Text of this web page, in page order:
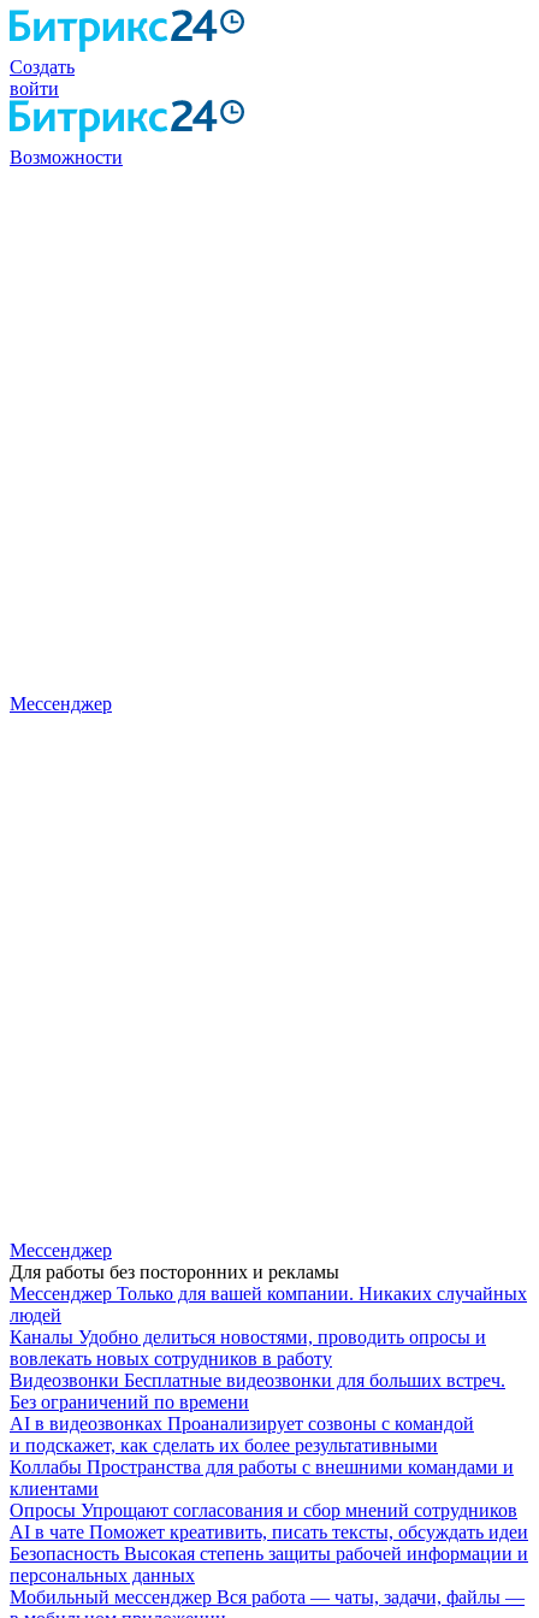
Создать
войти
Возможности
Мессенджер
Мессенджер
Для работы без посторонних и рекламы
Мессенджер Только для вашей компании. Никаких случайных
людей
Каналы Удобно делиться новостями, проводить опросы и
вовлекать новых сотрудников в работу
Видеозвонки Бесплатные видеозвонки для больших встреч.
Без ограничений по времени
AI в видеозвонках Проанализирует созвоны с командой
и подскажет, как сделать их более результативными
Коллабы Пространства для работы с внешними командами и
клиентами
Опросы Упрощают согласования и сбор мнений сотрудников
AI в чате Поможет креативить, писать тексты, обсуждать идеи
Безопасность Высокая степень защиты рабочей информации и
персональных данных
Мобильный мессенджер Вся работа — чаты, задачи, файлы —